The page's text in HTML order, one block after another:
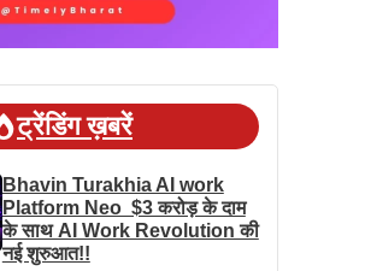
ट्रेंडिंग ख़बरें
Bhavin Turakhia AI work
Platform Neo $3 करोड़ के दाम
के साथ AI Work Revolution की
नई शुरुआत!!